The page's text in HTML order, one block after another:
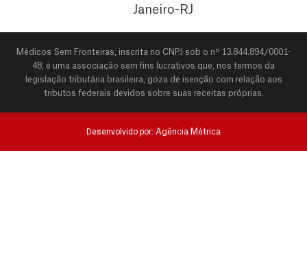
Janeiro-RJ
Médicos Sem Fronteiras, inscrita no CNPJ sob o nº 13.844.894/0001-
48, é uma associação sem fins lucrativos que, nos termos da
legislação tributária brasileira, goza de isenção com relação aos
tributos federais devidos sobre suas receitas próprias.
Desenvolvido por: Agência Métrica